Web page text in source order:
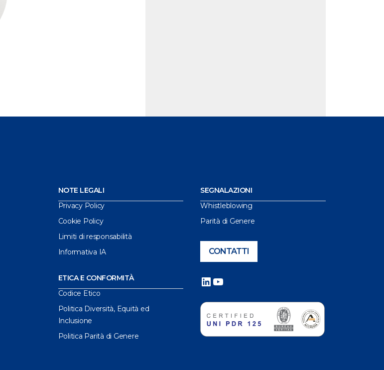
NOTE LEGALI
Privacy Policy
Cookie Policy
Limiti di responsabilità
Informativa IA
ETICA E CONFORMITÀ
Codice Etico
Politica Diversità, Equità ed
Inclusione
Politica Parità di Genere
SEGNALAZIONI
Whistleblowing
Parità di Genere
CONTATTI
LinkedIn
YouTube